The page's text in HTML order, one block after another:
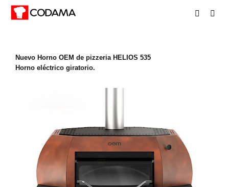
Nuevo Horno OEM de pizzeria HELIOS 535
Horno eléctrico giratorio.